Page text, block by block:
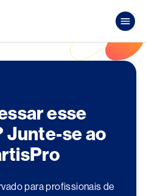
esse
Junte-se ao
para profissionais de